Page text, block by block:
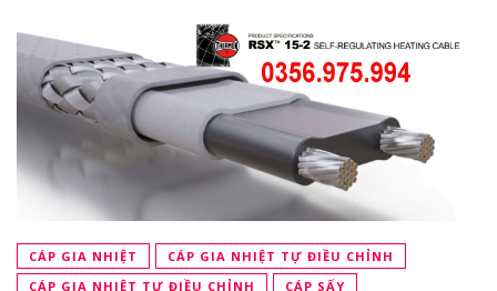
CÁP GIA NHIỆT
CÁP GIA NHIỆT TỰ ĐIỀU CHỈNH
CÁP GIA NHIỆT TỰ ĐIỀU CHỈNH
CÁP SẤY